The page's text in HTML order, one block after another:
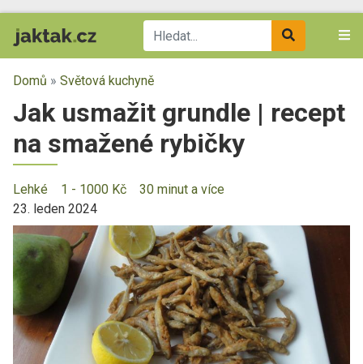
Domů » Světová kuchyně
Jak usmažit grundle | recept
na smažené rybičky
Lehké 1 - 1000 Kč
30 minut a více
23. leden 2024